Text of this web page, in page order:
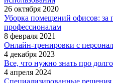
26 октября 2020
Уборка помещений офисов: за
профессионалам
8 февраля 2021
Онлайн-тренировки с
4 декабря 2023
Все, что нужно знать про
4 апреля 2024